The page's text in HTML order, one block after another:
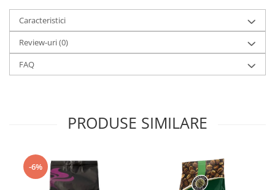
Caracteristici
Review-uri(0)
FAQ
PRODUSE SIMILARE
-6%